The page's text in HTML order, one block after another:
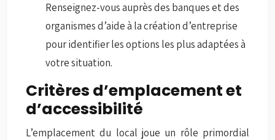
Renseignez-vous auprès des banques et des
organismes d’aide à la création d’entreprise
pour identifier les options les plus adaptées à
votre situation.
Critères d’emplacement et
d’accessibilité
L’emplacement du local joue un rôle primordial